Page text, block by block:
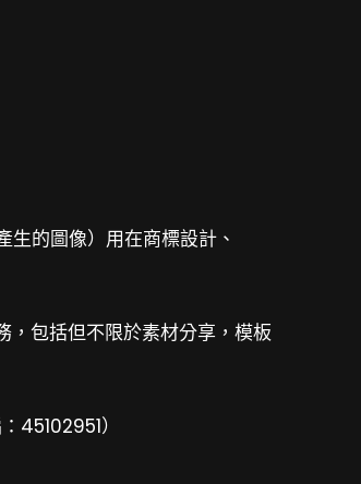
生的圖像）用在商標設計、
，包括但不限於素材分享，模板
45102951）